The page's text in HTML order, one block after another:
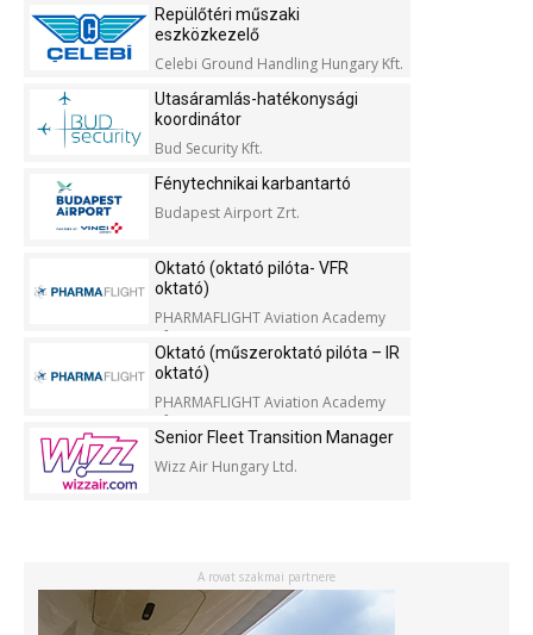
Repülőtéri műszaki
eszközkezelő
Celebi Ground Handling Hungary Kft.
Utasáramlás-hatékonysági
koordinátor
Bud Security Kft.
Fénytechnikai karbantartó
Budapest Airport Zrt.
Oktató (oktató pilóta- VFR
oktató)
PHARMAFLIGHT Aviation Academy
Kft.
Oktató (műszeroktató pilóta – IR
oktató)
PHARMAFLIGHT Aviation Academy
Kft.
Senior Fleet Transition Manager
Wizz Air Hungary Ltd.
A rovat szakmai partnere